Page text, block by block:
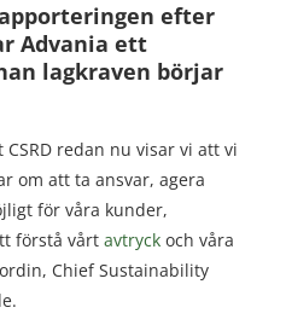
efter
Advania ett
lagkraven börjar
redan nu visar vi att vi
om att ta ansvar, agera
för våra kunder,
förstå vårt avtryck och våra
Chief Sustainability